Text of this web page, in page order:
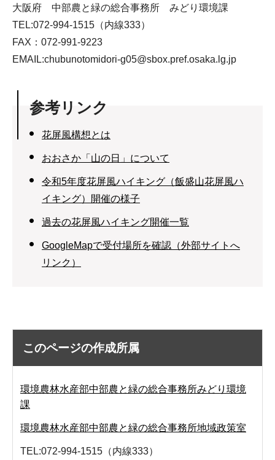
大阪府 中部農と緑の総合事務所 みどり環境課
TEL:072-994-1515（内線333）
FAX：072-991-9223
EMAIL:chubunotomidori-g05@sbox.pref.osaka.lg.jp
参考リンク
花屏風構想とは
おおさか「山の日」について
令和5年度花屏風ハイキング（飯盛山花屏風ハ
イキング）開催の様子
過去の花屏風ハイキング開催一覧
GoogleMapで受付場所を確認（外部サイトへ
リンク）
このページの作成所属
環境農林水産部中部農と緑の総合事務所みどり環境
課
環境農林水産部中部農と緑の総合事務所地域政策室
TEL:072-994-1515（内線333）